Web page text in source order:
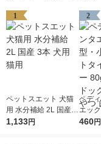
1
ペットスエット 犬猫
用 水分補給 2L 国産 3
本 犬用 猫用
1,133円
2
ペデ
エッ
型犬
460円